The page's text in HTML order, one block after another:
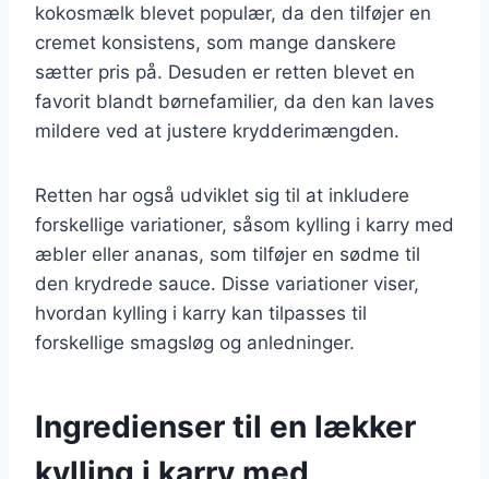
kokosmælk blevet populær, da den tilføjer en
cremet konsistens, som mange danskere
sætter pris på. Desuden er retten blevet en
favorit blandt børnefamilier, da den kan laves
mildere ved at justere krydderimængden.
Retten har også udviklet sig til at inkludere
forskellige variationer, såsom kylling i karry med
æbler eller ananas, som tilføjer en sødme til
den krydrede sauce. Disse variationer viser,
hvordan kylling i karry kan tilpasses til
forskellige smagsløg og anledninger.
Ingredienser til en lækker